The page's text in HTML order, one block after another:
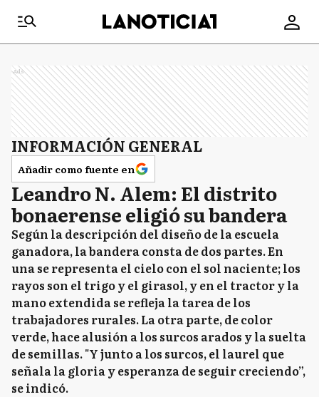
Ads
INFORMACIÓN GENERAL
Añadir como fuente en
Leandro N. Alem: El distrito
bonaerense eligió su bandera
Según la descripción del diseño de la escuela
ganadora, la bandera consta de dos partes. En
una se representa el cielo con el sol naciente; los
rayos son el trigo y el girasol, y en el tractor y la
mano extendida se refleja la tarea de los
trabajadores rurales. La otra parte, de color
verde, hace alusión a los surcos arados y la suelta
de semillas. "Y junto a los surcos, el laurel que
señala la gloria y esperanza de seguir creciendo”,
se indicó.